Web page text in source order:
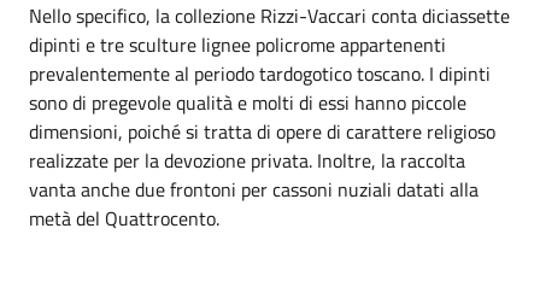
Nello specifico, la collezione Rizzi-Vaccari conta diciassette
dipinti e tre sculture lignee policrome appartenenti
prevalentemente al periodo tardogotico toscano. I dipinti
sono di pregevole qualità e molti di essi hanno piccole
dimensioni, poiché si tratta di opere di carattere religioso
realizzate per la devozione privata. Inoltre, la raccolta
vanta anche due frontoni per cassoni nuziali datati alla
metà del Quattrocento.